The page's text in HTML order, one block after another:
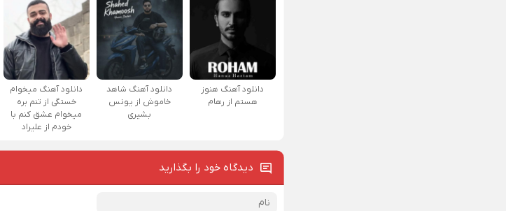
دانلود آهنگ هنوز
هستم از رهام
دانلود آهنگ شاهد
خاموش از یونس
بشیری
دانلود آهنگ میخوام
خستگی از تنم بره
میخوام عشق کنم با
خودم از علیراد
دیدگاه خود را بگذارید